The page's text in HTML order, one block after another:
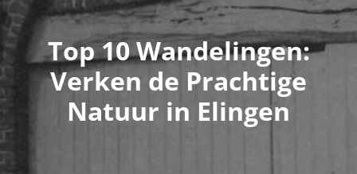
Top 10 Wandelingen:
Verken de Prachtige
Natuur in Elingen